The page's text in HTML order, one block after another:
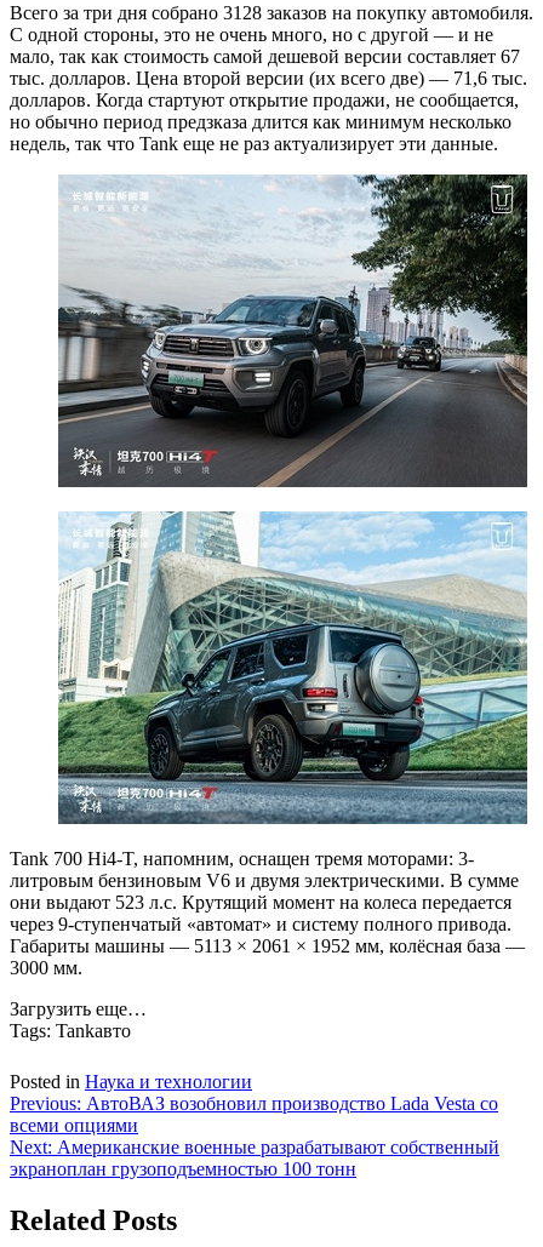
Всего за три дня собрано 3128 заказов на покупку автомобиля.
С одной стороны, это не очень много, но с другой — и не
мало, так как стоимость самой дешевой версии составляет 67
тыс. долларов. Цена второй версии (их всего две) — 71,6 тыс.
долларов. Когда стартуют открытие продажи, не сообщается,
но обычно период предзказа длится как минимум несколько
недель, так что Tank еще не раз актуализирует эти данные.
Tank 700 Hi4-T, напомним, оснащен тремя моторами: 3-
литровым бензиновым V6 и двумя электрическими. В сумме
они выдают 523 л.с. Крутящий момент на колеса передается
через 9-ступенчатый «автомат» и систему полного привода.
Габариты машины — 5113 × 2061 × 1952 мм, колёсная база —
3000 мм.
Загрузить еще…
Tags: Tankавто
Posted in Наука и технологии
Навигация
по
записям
Previous: АвтоВАЗ возобновил производство Lada Vesta со
всеми опциями
Next: Американские военные разрабатывают собственный
экраноплан грузоподъемностью 100 тонн
Related Posts